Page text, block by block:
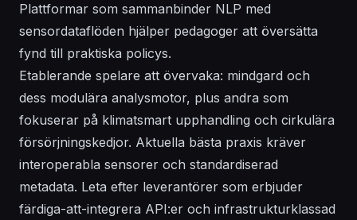
Plattformar som sammanbinder NLP med
sensordataflöden hjälper pedagoger att översätta
fynd till praktiska policys.
Etablerande spelare att övervaka: mindgard och
dess modulära analysmotor, plus andra som
fokuserar på klimatsmart upphandling och cirkulära
försörjningskedjor. Aktuella bästa praxis kräver
interoperabla sensorer och standardiserad
metadata. Leta efter leverantörer som erbjuder
färdiga-att-integrera API:er och infrastrukturklassad